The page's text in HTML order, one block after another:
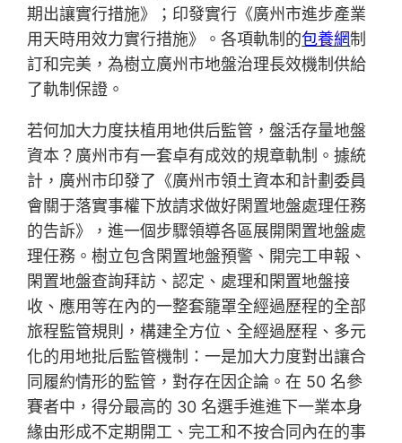
期出讓實行措施》；印發實行《廣州市進步產業
用天時用效力實行措施》。各項軌制的包養網制
訂和完美，為樹立廣州市地盤治理長效機制供給
了軌制保證。
若何加大力度扶植用地供后監管，盤活存量地盤
資本？廣州市有一套卓有成效的規章軌制。據統
計，廣州市印發了《廣州市領土資本和計劃委員
會關于落實事權下放請求做好閑置地盤處理任務
的告訴》，進一個步驟領導各區展開閑置地盤處
理任務。樹立包含閑置地盤預警、開完工申報、
閑置地盤查詢拜訪、認定、處理和閑置地盤接
收、應用等在內的一整套籠罩全經過歷程的全部
旅程監管規則，構建全方位、全經過歷程、多元
化的用地批后監管機制：一是加大力度對出讓合
同履約情形的監管，對存在因企論。在 50 名參
賽者中，得分最高的 30 名選手進進下一業本身
緣由形成不定期開工、完工和不按合同內在的事